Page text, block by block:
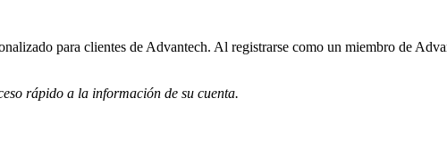
para clientes de Advantech. Al registrarse como un miembro de
rápido a la información de su cuenta.